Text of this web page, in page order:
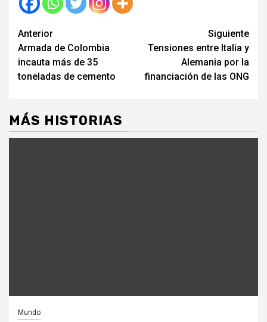
Seguir
leyendo
Anterior
Armada de Colombia
incauta más de 35
toneladas de cemento
Siguiente
Tensiones entre Italia y
Alemania por la
financiación de las ONG
MÁS HISTORIAS
Mundo